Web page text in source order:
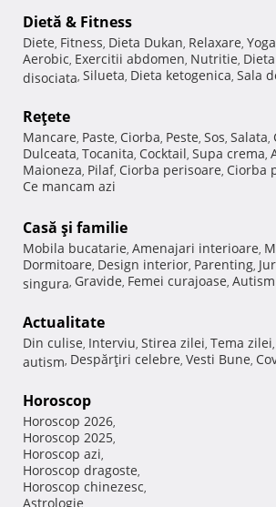
Dietă & Fitness
Diete, Fitness, Dieta Dukan, Relaxare, Yoga
Aerobic, Exercitii abdomen, Nutritie,
disociata, Silueta, Dieta ketogenica, Sala
Reţete
Mancare, Paste, Ciorba, Peste, Sos, Salata,
Dulceata, Tocanita, Cocktail, Supa crema,
Maioneza, Pilaf, Ciorba perisoare, Ciorba
Ce mancam azi
Casă şi familie
Mobila bucatarie, Amenajari interioare,
Dormitoare, Design interior, Parenting,
singura, Gravide, Femei curajoase, Autism
Actualitate
Din culise, Interviu, Stirea zilei, Tema zilei,
autism, Despărţiri celebre, Vesti Bune,
Horoscop
Horoscop 2026,
Horoscop 2025,
Horoscop azi,
Horoscop dragoste,
Horoscop chinezesc,
Astrologie